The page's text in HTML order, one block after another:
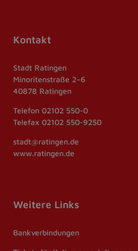
Kontakt
Stadt Ratingen
Minoritenstraße 2–6
40878 Ratingen
Telefon 02102 550-0
Telefax 02102 550-9250
stadt@ratingen.de
www.ratingen.de
Weitere Links
Bankverbindungen